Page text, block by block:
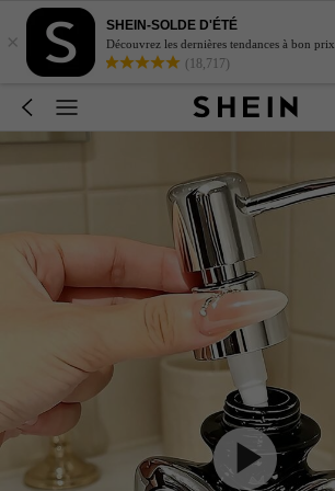
×
SHEIN-SOLDE D'ÉTÉ
Découvrez les dernières tendances à bon prix.
(18,717)